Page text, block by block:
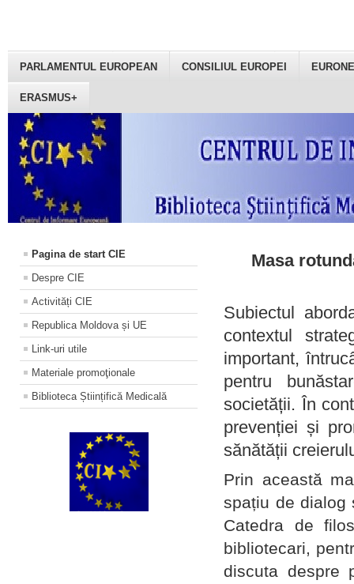
PARLAMENTUL EUROPEAN CONSILIUL EUROPEI
ERASMUS+
Pagina de start CIE
Despre CIE
Activități CIE
Republica Moldova și UE
Link-uri utile
Materiale promoţionale
Biblioteca Științifică Medicală
Masa
Subiectul
contextul
important,
pentru
societății. În
prevenției și
sănătății
Prin această
spațiu de dialog
Catedra de
bibliotecari,
discuta despre